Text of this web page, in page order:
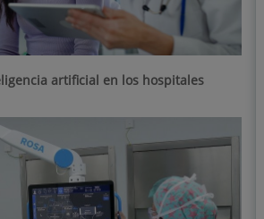
artificial en los hospitales